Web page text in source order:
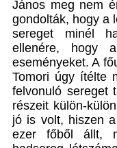
János meg nem
gondolták, hogy a
sereget minél
ellenére, hogy
eseményeket. A
Tomori úgy ítélte
felvonuló sereget
részeit külön-
jó is volt, hiszen
ezer főből állt,